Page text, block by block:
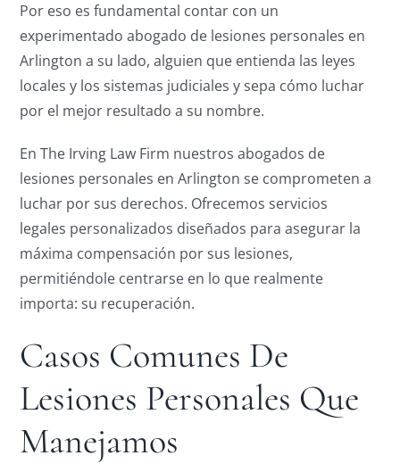
Por eso es fundamental contar con un
experimentado abogado de lesiones personales en
Arlington a su lado, alguien que entienda las leyes
locales y los sistemas judiciales y sepa cómo luchar
por el mejor resultado a su nombre.
En The Irving Law Firm nuestros abogados de
lesiones personales en Arlington se comprometen a
luchar por sus derechos. Ofrecemos servicios
legales personalizados diseñados para asegurar la
máxima compensación por sus lesiones,
permitiéndole centrarse en lo que realmente
importa: su recuperación.
Casos Comunes De
Lesiones Personales Que
Manejamos